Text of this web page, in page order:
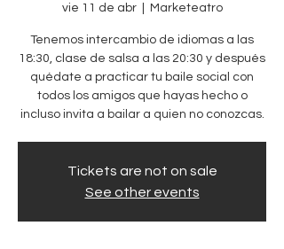
vie 11 de abr
  |
Marketeatro
Tenemos intercambio de idiomas a las
18:30, clase de salsa a las 20:30 y después
quédate a practicar tu baile social con
todos los amigos que hayas hecho o
incluso invita a bailar a quien no conozcas.
Tickets are not on sale
See other events